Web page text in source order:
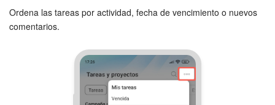
Ordena las tareas por actividad, fecha de vencimiento o nuevos
comentarios.